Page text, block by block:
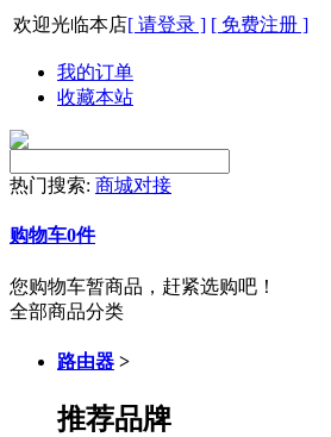
欢迎光临本店[ 请登录 ] [ 免费注册 ]
我的订单
收藏本站
热门搜索: 商城对接
购物车0件
您购物车暂商品，赶紧选购吧！
全部商品分类
路由器 >
推荐品牌